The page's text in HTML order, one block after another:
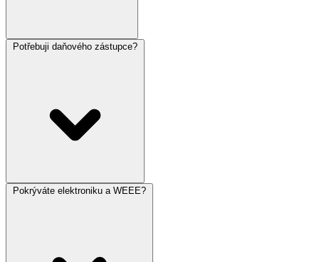
Potřebuji daňového zástupce?
Pokrýváte elektroniku a WEEE?